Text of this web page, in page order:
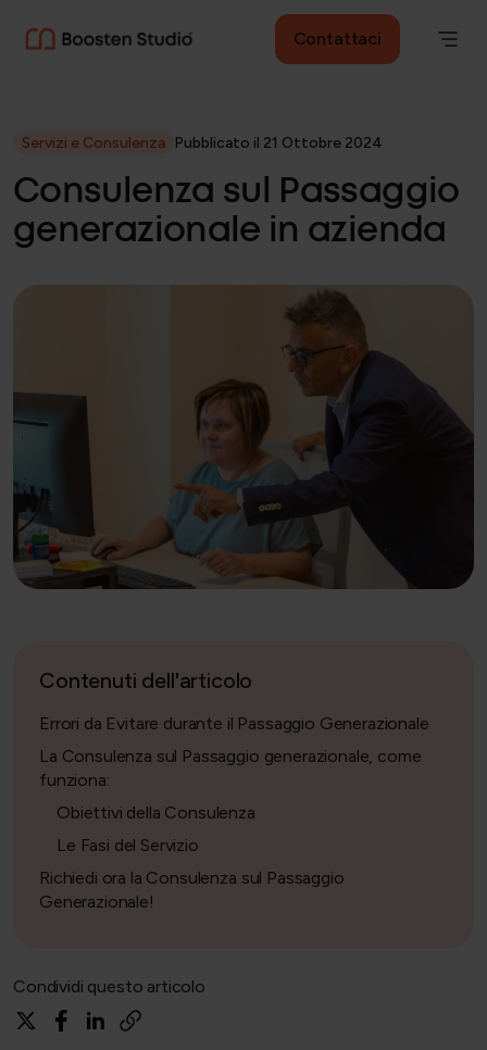
Contattaci
Servizi e Consulenza Pubblicato il 21 Ottobre 2024
Consulenza sul Passaggio
generazionale in azienda
Contenuti dell'articolo
Errori da Evitare durante il Passaggio Generazionale
La Consulenza sul Passaggio generazionale, come
funziona:
Obiettivi della Consulenza
Le Fasi del Servizio
Richiedi ora la Consulenza sul Passaggio
Generazionale!
Condividi questo articolo